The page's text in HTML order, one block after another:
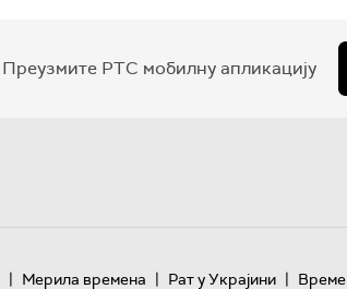
Преузмите РТС мобилну апликацију
| Мерила времена | Рат у Украјини | Време